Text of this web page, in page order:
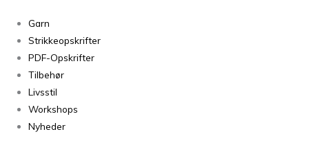
Garn
Strikkeopskrifter
PDF-Opskrifter
Tilbehør
Livsstil
Workshops
Nyheder